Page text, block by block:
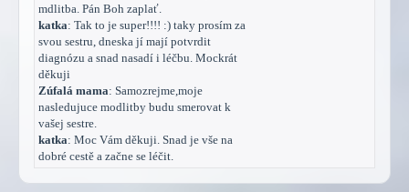
mdlitba. Pán Boh zaplať.
katka: Tak to je super!!!! :) taky prosím za
svou sestru, dneska jí mají potvrdit
diagnózu a snad nasadí i léčbu. Mockrát
děkuji
Zúfalá mama: Samozrejme,moje
nasledujuce modlitby budu smerovat k
vašej sestre.
katka: Moc Vám děkuji. Snad je vše na
dobré cestě a začne se léčit.